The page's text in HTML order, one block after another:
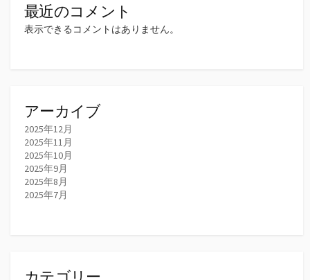
最近のコメント
表示できるコメントはありません。
アーカイブ
2025年12月
2025年11月
2025年10月
2025年9月
2025年8月
2025年7月